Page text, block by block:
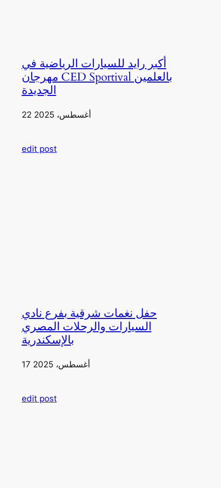
أكبر رايد للسيارات الرياضية في
مهرجان CED Sportival بالعلمين
الجديدة
22 أغسطس، 2025
edit post
حفل نغمات شرقية بفرع نادي
السيارات والرحلات المصري
بالإسكندرية
17 أغسطس، 2025
edit post